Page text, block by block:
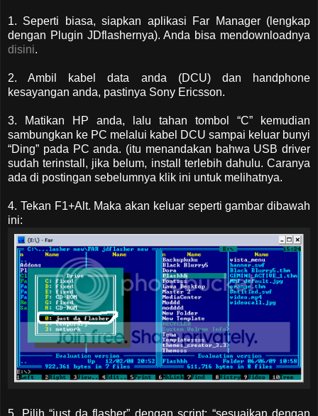
1. Seperti biasa, siapkan aplikasi Far Manager (lengkap
dengan Plugin JDflashernya). Anda bisa mendownloadnya
disini.
2. Ambil kabel data anda (DCU) dan handphone
kesayangan anda, pastinya Sony Ericsson.
3. Matikan HP anda, lalu tahan tombol “C” kemudian
sambungkan ke PC melalui kabel DCU sampai keluar bunyi
“Ding” pada PC anda. (itu menandakan bahwa USB driver
sudah terinstall, jika belum, install terlebih dahulu. Caranya
ada di postingan sebelumnya klik ini untuk melihatnya.
4. Tekan F1+Alt. Maka akan keluar seperti gambar dibawah
ini: